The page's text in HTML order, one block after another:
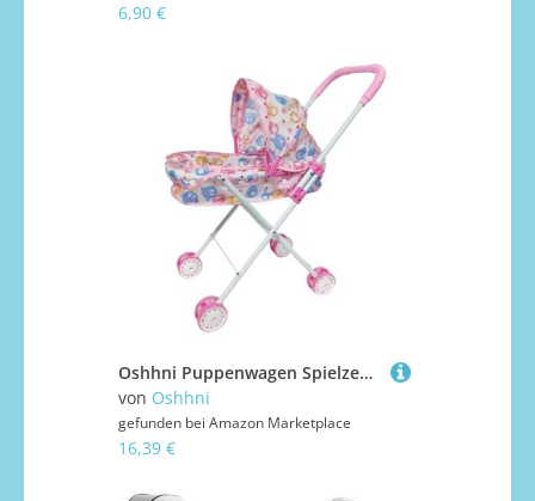
6,90 €
Oshhni Puppenwagen Spielzeug Puppenwagen Rollenspiel Simulation Kinderwagen Spielzeug für Party Vorschule, Rot
von Oshhni
gefunden bei Amazon Marketplace
16,39 €